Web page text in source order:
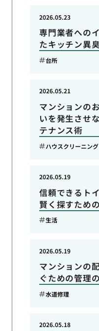
専門業者への
たキッチン異
2026.05.23
台所
マンションの
いを発生させ
テナンス術
2026.05.21
ハウスクリーニング
信頼できるト
賢く探すため
2026.05.19
生活
マンションの
ぐための管理
2026.05.19
水道修理
2026.05.18